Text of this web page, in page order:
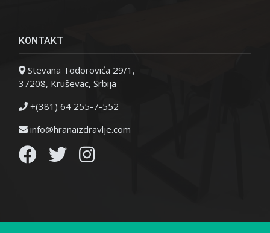
KONTAKT
Stevana Todorovića 29/1,
37208, Kruševac, Srbija
+(381) 64 255-7-552
info@hranaizdravlje.com